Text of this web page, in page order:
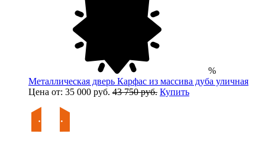
%
Металлическая дверь Карфас из массива дуба уличная
Цена от: 35 000 руб. 43 750 руб. Купить